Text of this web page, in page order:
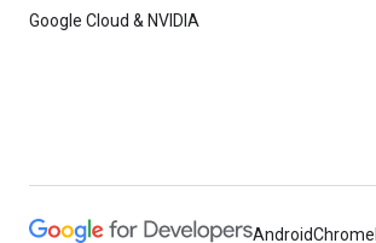
Google Cloud & NVIDIA
AndroidChrome